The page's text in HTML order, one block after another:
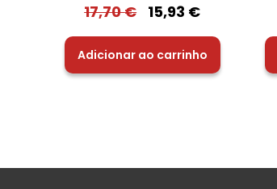
17,70€ 15,93 €
Adicionar ao carrinho